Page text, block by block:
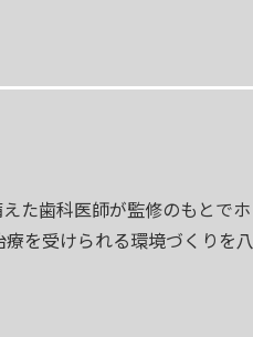
た歯科医師が監修のもとでホ
を受けられる環境づくりを八